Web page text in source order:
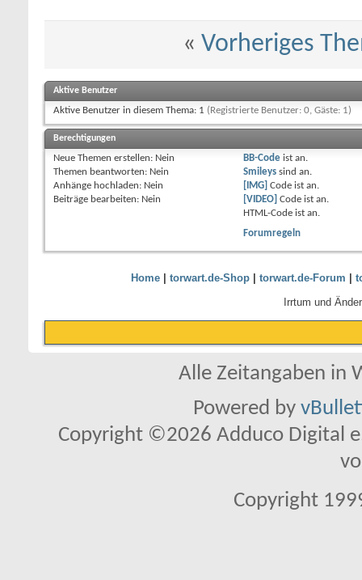
« Vorheriges
Aktive Benutzer
Aktive Benutzer in diesem Thema: 1 (Registrierte Benutzer: 0, Gäste: 1)
Berechtigungen
Neue Themen erstellen: Nein
Themen beantworten: Nein
Anhänge hochladen: Nein
Beiträge bearbeiten: Nein
BB-Codeist an.
Smileyssind an.
[IMG] Code ist an.
[VIDEO] Code ist an.
HTML-Code ist an.
Forumregeln
Home| torwart.de-Shop| torwart.de-Forum
Irrtum und
Alle Zeitangaben in
Powered by
Copyright ©2026 Adduco Digital
Copyright